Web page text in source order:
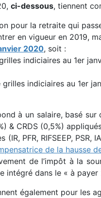
ci-dessous, tiennent
pour la retraite qui
en vigueur en 2019,
2020, soit :
indiciaires au 1er
indiciaires au 1er
à un salaire, basé
& CRDS (0,5%)
PFR, RIFSEEP, PSR,
de la hausse
de l’impôt à la
intégré dans le « à payer
également pour les